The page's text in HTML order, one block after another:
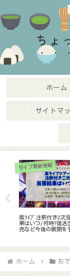
ちょ
ホーム
サイトマ
ホテル情報
【timeleszﾂｱｰ2026
全ガイド】会場別お
のコツを徹底解説!楽
ホーム お